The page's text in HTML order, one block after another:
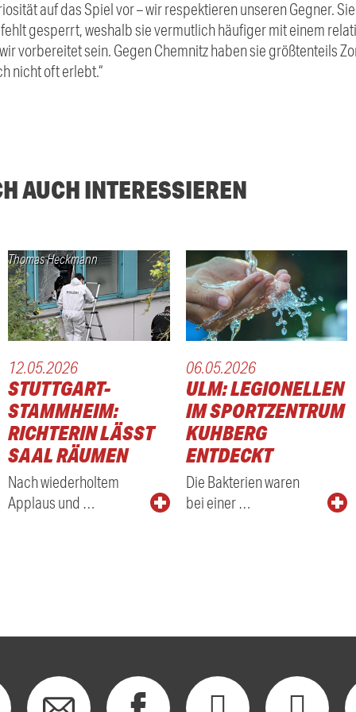
auf das Spiel vor – wir respektieren unseren Gegner.
gesperrt, weshalb sie vermutlich häufiger mit einem
vorbereitet sein. Gegen Chemnitz haben sie größtenteils
nicht oft erlebt.“
AUCH INTERESSIEREN
Thomas Heckmann
12.05.2026
STUTTGART-
STAMMHEIM:
RICHTERIN LÄSST
SAAL RÄUMEN
Nach wiederholtem
Applaus und …
06.05.2026
ULM: LEGIONELLEN
IM SPORTZENTRUM
KUHBERG
ENTDECKT
Die Bakterien waren
bei einer …